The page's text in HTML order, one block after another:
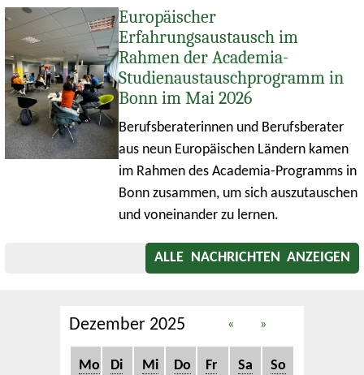
Europäischer
Erfahrungsaustausch im
Rahmen der Academia-
Studienaustauschprogramm in
Bonn im Mai 2026
Berufsberaterinnen und Berufsberater
aus neun Europäischen Ländern kamen
im Rahmen des Academia-Programms in
Bonn zusammen, um sich auszutauschen
und voneinander zu lernen.
ALLE NACHRICHTEN ANZEIGEN
Dezember 2025 « »
Mo Di Mi Do Fr Sa So